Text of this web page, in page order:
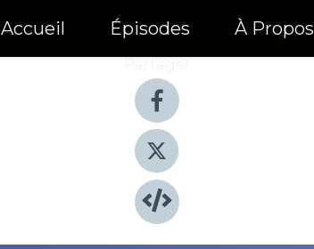
Accueil Épisodes À Propos